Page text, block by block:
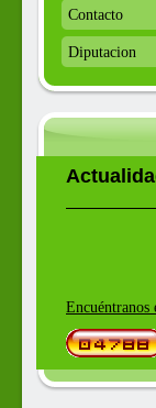
Contacto
Diputacion
Encuéntranos